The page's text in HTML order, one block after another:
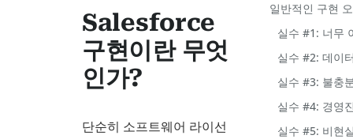
Salesforce
구현이란 무엇
인가?
단순히 소프트웨어 라이선
일반적인 구현
실수 #1: 너무
실수 #2: 데이
실수 #3: 불충
실수 #4: 경영
실수 #5: 비현